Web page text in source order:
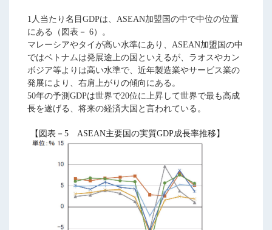
1人当たり名目GDPは、ASEAN加盟国の中で中位の位置
にある（図表－ 6）。
マレーシアやタイが高い水準にあり、ASEAN加盟国の中
ではベトナムは発展途上の国といえるが、ラオスやカン
ボジア等よりは高い水準で、近年製造業やサービス業の
発展により、右肩上がりの傾向にある。
50年の予測GDPは世界で20位に上昇して世界で最も高成
長を遂げる、将来の経済大国と言われている。
【図表－5 ASEAN主要国の実質GDP成長率推移】